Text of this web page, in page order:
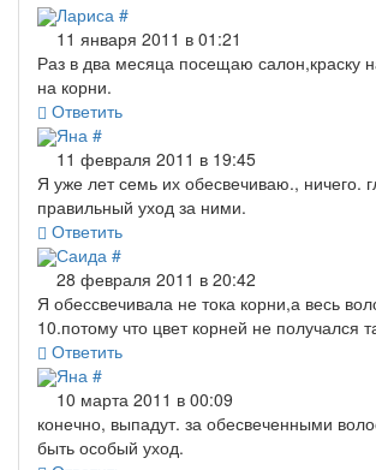
Лариса #
11 января 2011 в 01:21
Раз в два месяца посещаю салон,краску
на корни.
Ответить
Яна #
11 февраля 2011 в 19:45
Я уже лет семь их обесвечиваю., ничего.
правильный уход за ними.
Ответить
Саида #
28 февраля 2011 в 20:42
Я обессвечивала не тока корни,а весь
10.потому что цвет корней не получался
Ответить
Яна #
10 марта 2011 в 00:09
конечно, выпадут. за обесвеченными
быть особый уход.